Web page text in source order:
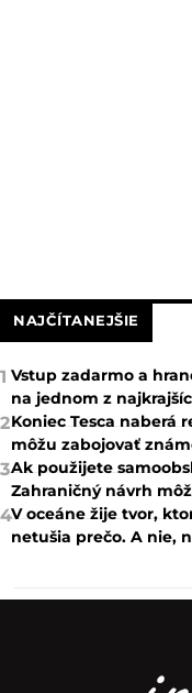
NAJČÍTANEJŠIE
1 Vstup zadarmo a
na jednom z
2Koniec Tesca naberá
môžu zabojovať
3Ak použijete
Zahraničný návrh
4V oceáne žije tvor,
netušia prečo. A nie,